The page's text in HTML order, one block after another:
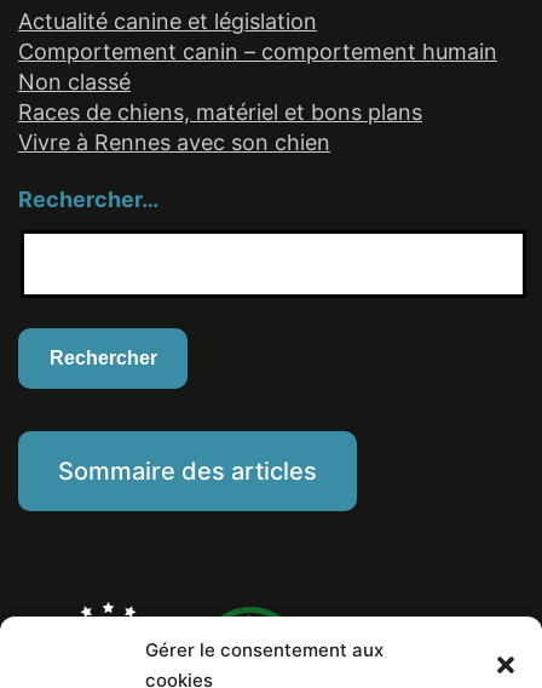
Gérer le consentement aux
cookies
Actualité canine et législation
Comportement canin – comportement humain
Non classé
Races de chiens, matériel et bons plans
Vivre à Rennes avec son chien
Rechercher…
Sommaire des articles